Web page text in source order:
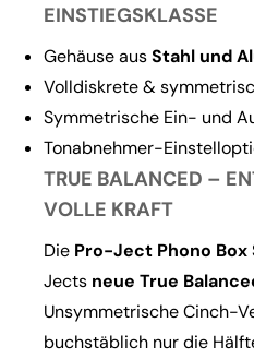
EINSTIEGSKLASSE
Gehäuse ausStahl und
Volldiskrete &
Symmetrische Ein- und
Tonabnehmer-
TRUE BALANCED –
VOLLE KRAFT
Die Pro-Ject Phono Box
Jects neue True
Unsymmetrische Cinch-
buchstäblich nur die